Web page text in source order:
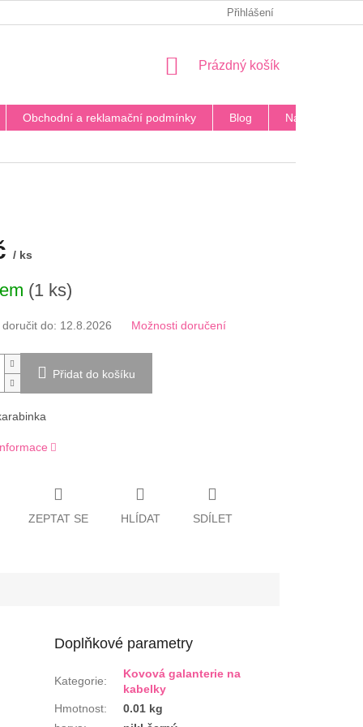
PODMÍNKY OCHRANY OSOBNÍCH ÚDAJŮ BLOG
Přihlášení
NÁKUPNÍ
Prázdný košík
Obchodní a reklamační podmínky Blog Napište nám
/ ks
(1 ks)
do: 12.8.2026 Možnosti doručení
Přidat do košíku
ZEPTAT SE HLÍDAT SDÍLET
Doplňkové parametry
Kategorie:
Kovová galanterie na
kabelky
Hmotnost:
0.01 kg